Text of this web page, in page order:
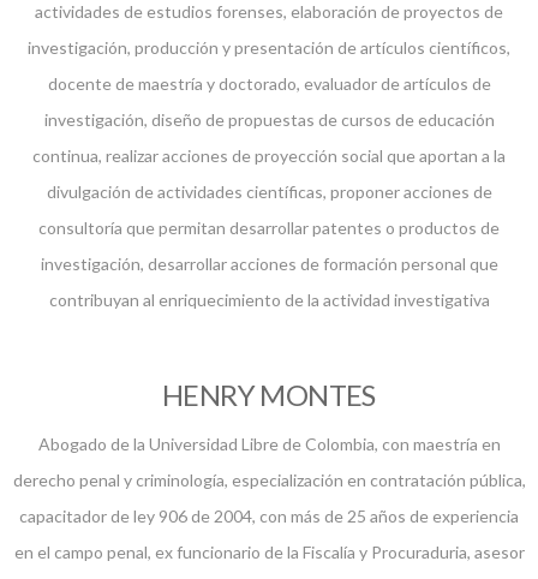
actividades de estudios forenses, elaboración de proyectos de
investigación, producción y presentación de artículos científicos,
docente de maestría y doctorado, evaluador de artículos de
investigación, diseño de propuestas de cursos de educación
continua, realizar acciones de proyección social que aportan a la
divulgación de actividades científicas, proponer acciones de
consultoría que permitan desarrollar patentes o productos de
investigación, desarrollar acciones de formación personal que
contribuyan al enriquecimiento de la actividad investigativa
HENRY MONTES
Abogado de la Universidad Libre de Colombia, con maestría en
derecho penal y criminología, especialización en contratación pública,
capacitador de ley 906 de 2004, con más de 25 años de experiencia
en el campo penal, ex funcionario de la Fiscalía y Procuraduria, asesor